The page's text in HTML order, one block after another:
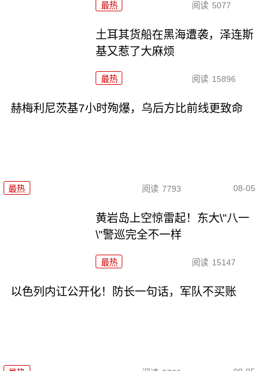
最热 阅读 5077
土耳其货船在黑海遭袭，泽连斯
基又惹了大麻烦
最热 阅读 15896
赫梅利尼茨基7小时殉爆，乌后方比前线更致命
最热 阅读 7793 08-05
黄岩岛上空惊雷起！东大\"八一
\"警巡完全不一样
最热 阅读 15147
以色列内讧公开化！防长一句话，军队不买账